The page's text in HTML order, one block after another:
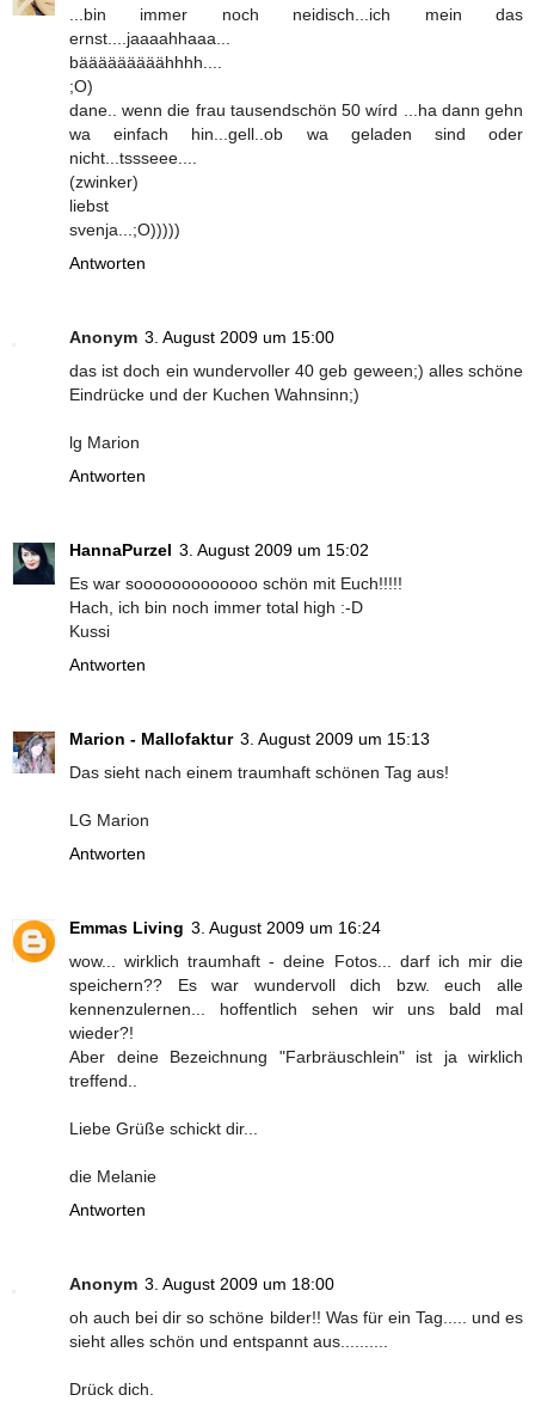
...bin immer noch neidisch...ich mein das
ernst....jaaaahhaaa...
bääääääääähhhh....
;O)
dane.. wenn die frau tausendschön 50 wírd ...ha dann gehn
wa einfach hin...gell..ob wa geladen sind oder
nicht...tssseee....
(zwinker)
liebst
svenja...;O)))))
Antworten
Anonym 3. August 2009 um 15:00
das ist doch ein wundervoller 40 geb geween;) alles schöne
Eindrücke und der Kuchen Wahnsinn;)
lg Marion
Antworten
HannaPurzel 3. August 2009 um 15:02
Es war sooooooooooooo schön mit Euch!!!!!
Hach, ich bin noch immer total high :-D
Kussi
Antworten
Marion - Mallofaktur 3. August 2009 um 15:13
Das sieht nach einem traumhaft schönen Tag aus!
LG Marion
Antworten
Emmas Living 3. August 2009 um 16:24
wow... wirklich traumhaft - deine Fotos... darf ich mir die
speichern?? Es war wundervoll dich bzw. euch alle
kennenzulernen... hoffentlich sehen wir uns bald mal
wieder?!
Aber deine Bezeichnung "Farbräuschlein" ist ja wirklich
treffend..
Liebe Grüße schickt dir...
die Melanie
Antworten
Anonym 3. August 2009 um 18:00
oh auch bei dir so schöne bilder!! Was für ein Tag..... und es
sieht alles schön und entspannt aus..........
Drück dich.